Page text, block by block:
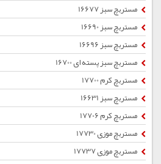
مستربچ سبز 16677
مستربچ سبز 16690
مستربچ سبز 16696
مستربچ سبز پسته ای 16700
مستربچ کرم 17700
مستربچ سبز 16631
مستربچ کرم 17706
مستربچ موزی 17730
مستربچ موزی 17737